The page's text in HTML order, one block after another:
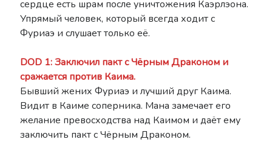
сердце есть шрам после уничтожения Каэрлэона.
Упрямый человек, который всегда ходит с
Фуриаэ и слушает только её.
DOD 1: Заключил пакт с Чёрным Драконом и
сражается против Каима.
Бывший жених Фуриаэ и лучший друг Каима.
Видит в Каиме соперника. Мана замечает его
желание превосходства над Каимом и даёт ему
заключить пакт с Чёрным Драконом.